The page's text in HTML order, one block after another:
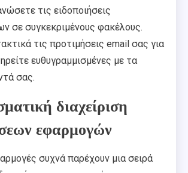
τις ειδοποιήσεις
σε συγκεκριμένους φακέλους.
τις προτιμήσεις email σας για
ευθυγραμμισμένες με τα
σας.
διαχείριση
εφαρμογών
συχνά παρέχουν μια σειρά